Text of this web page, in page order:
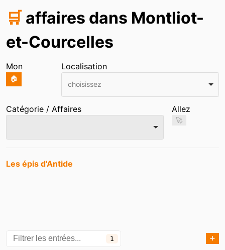
🛒 affaires dans Montliot-
et-Courcelles
Mon
🏠
Localisation
choisissez
Catégorie / Affaires Allez
🚀
Entrées
Les épis d'Antide
1 ➕